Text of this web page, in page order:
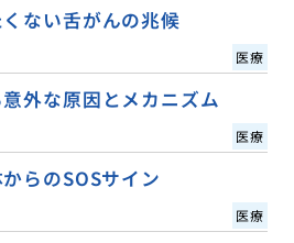
ない舌がんの兆候
医療
外な原因とメカニズム
医療
らのSOSサイン
医療